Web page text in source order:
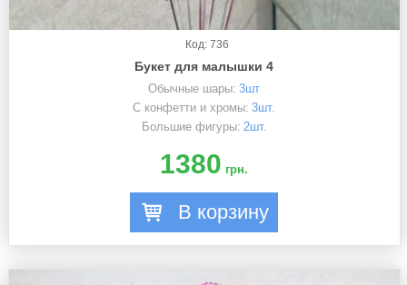
Код: 736
Букет для малышки 4
Обычные шары: 3шт
С конфетти и хромы: 3шт.
Большие фигуры: 2шт.
1380 грн.
В корзину